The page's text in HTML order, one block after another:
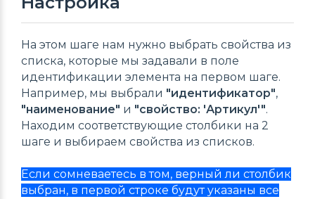
На этом шаге нам нужно выбрать свойства из
списка, которые мы задавали в поле
идентификации элемента на первом шаге.
Например, мы выбрали "идентификатор",
"наименование" и "свойство: 'Артикул'".
Находим соответствующие столбики на 2
шаге и выбираем свойства из списков.
Если сомневаетесь в том, верный ли столбик
выбран, в первой строке будут указаны все